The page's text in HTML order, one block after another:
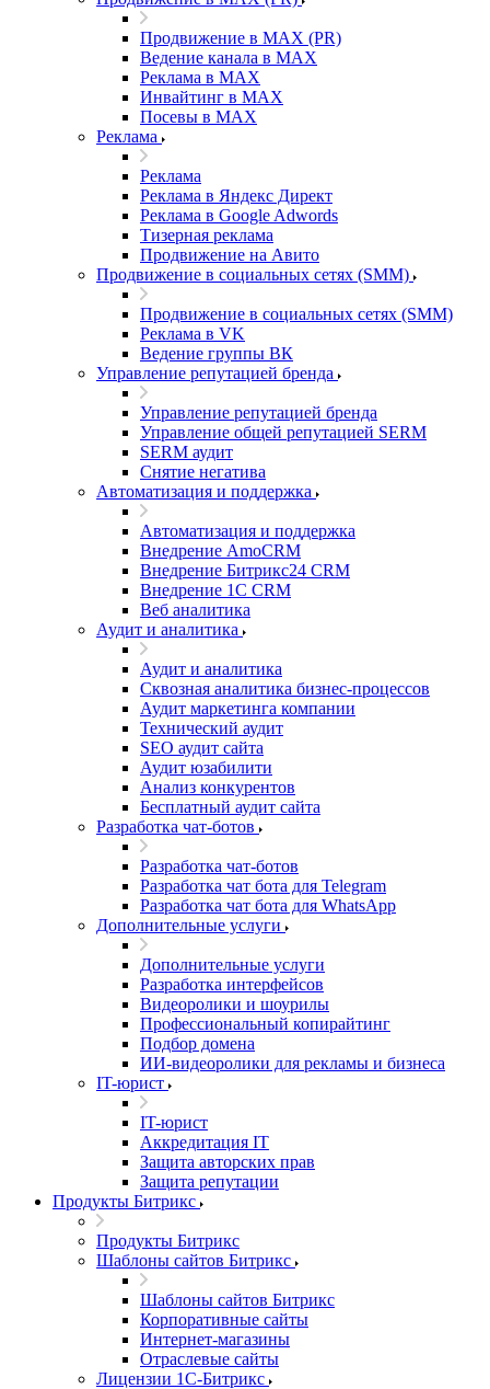
Продвижение в MAX (PR)
Ведение канала в MAX
Реклама в MAX
Инвайтинг в MAX
Посевы в MAX
Реклама
Реклама
Реклама в Яндекс Директ
Реклама в Google Adwords
Тизерная реклама
Продвижение на Авито
Продвижение в социальных сетях (SMM)
Продвижение в социальных сетях (SMM)
Реклама в VK
Ведение группы ВК
Управление репутацией бренда
Управление репутацией бренда
Управление общей репутацией SERM
SERM аудит
Снятие негатива
Автоматизация и поддержка
Автоматизация и поддержка
Внедрение AmoCRM
Внедрение Битрикс24 CRM
Внедрение 1C CRM
Веб аналитика
Аудит и аналитика
Аудит и аналитика
Сквозная аналитика бизнес-процессов
Аудит маркетинга компании
Технический аудит
SEO аудит сайта
Аудит юзабилити
Анализ конкурентов
Бесплатный аудит сайта
Разработка чат-ботов
Разработка чат-ботов
Разработка чат бота для Telegram
Разработка чат бота для WhatsApp
Дополнительные услуги
Дополнительные услуги
Разработка интерфейсов
Видеоролики и шоурилы
Профессиональный копирайтинг
Подбор домена
ИИ-видеоролики для рекламы и бизнеса
IT-юрист
IT-юрист
Аккредитация IT
Защита авторских прав
Защита репутации
Продукты Битрикс
Продукты Битрикс
Шаблоны сайтов Битрикс
Шаблоны сайтов Битрикс
Корпоративные сайты
Интернет-магазины
Отраслевые сайты
Лицензии 1С-Битрикс